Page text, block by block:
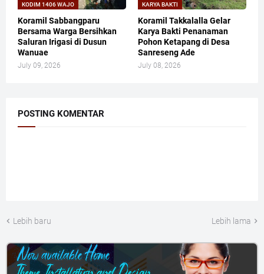
KODIM 1406 WAJO
Koramil Sabbangparu
Bersama Warga Bersihkan
Saluran Irigasi di Dusun
Wanuae
July 09, 2026
KARYA BAKTI
Koramil Takkalalla Gelar
Karya Bakti Penanaman
Pohon Ketapang di Desa
Sanreseng Ade
July 08, 2026
POSTING KOMENTAR
Lebih baru Lebih lama